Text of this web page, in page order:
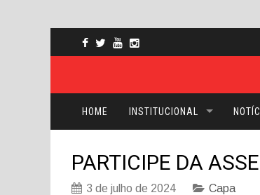
HOME INSTITUCIONAL
PARTICIPE DA
3 de julho de 2024 Capa